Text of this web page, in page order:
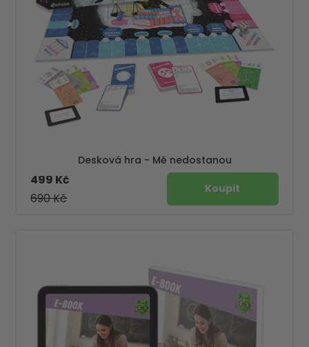
Desková hra - Mě nedostanou
690 Kč
499 Kč